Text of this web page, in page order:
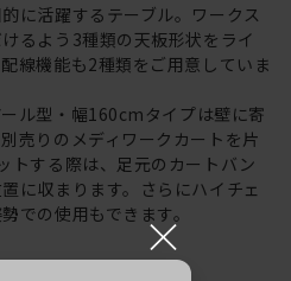
に活躍するテーブル。ワークス
るよう3種類の天板形状をライ
線機能も2種類をご用意していま
ル型・幅160cmタイプは壁に寄
売りのメディワークカートを片
トする際は、足元のカートバン
に収まります。さらにハイチェ
での使用もできます。
×